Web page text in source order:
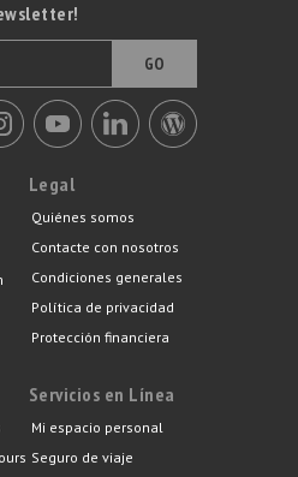
GO
Legal
Quiénes somos
Contacte con nosotros
Condiciones generales
Política de privacidad
Protección financiera
Servicios en Línea
Mi espacio personal
Seguro de viaje